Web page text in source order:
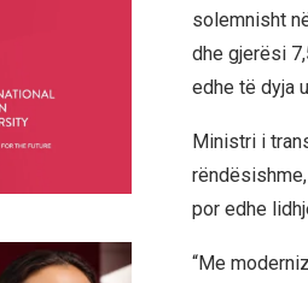
solemnisht
dhe gjerësi
edhe të dyja
Ministri i
por edhe
“Me